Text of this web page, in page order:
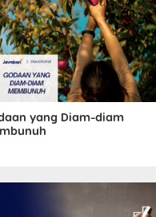
yang Diam-diam